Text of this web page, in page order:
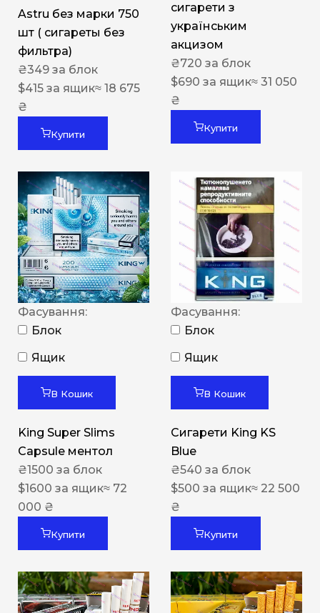
Astru без марки 750
шт ( сигареты без
фильтра)
₴349 за блок
$415 за ящик≈ 18 675
₴
Купити
сигарети з
українським
акцизом
₴720 за блок
$690 за ящик≈ 31 050
₴
Купити
Фасування:
Блок
Ящик
В Кошик
King Super Slims
Capsule ментол
₴1500 за блок
$1600 за ящик≈ 72
000 ₴
Купити
Фасування:
Блок
Ящик
В Кошик
Сигарети King KS
Blue
₴540 за блок
$500 за ящик≈ 22 500
₴
Купити